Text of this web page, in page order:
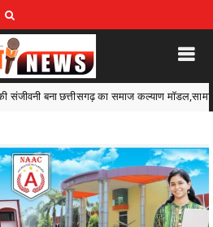
से आत्मनिर्भरता की राह पर Ambagarh